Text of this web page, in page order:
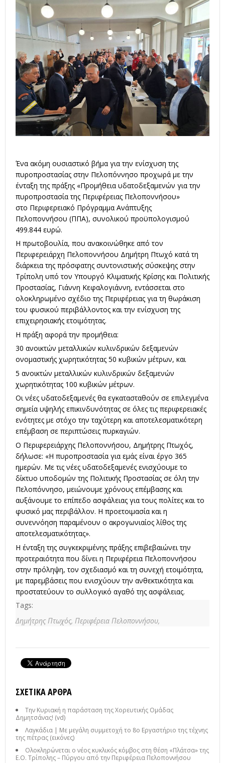
Ένα ακόμη ουσιαστικό βήμα για την ενίσχυση της
πυροπροστασίας στην Πελοπόννησο προχωρά με την
ένταξη της πράξης «Προμήθεια υδατοδεξαμενών για την
πυροπροστασία της Περιφέρειας Πελοποννήσου»
στο Περιφερειακό Πρόγραμμα Ανάπτυξης
Πελοποννήσου (ΠΠΑ), συνολικού προϋπολογισμού
499.844 ευρώ.
Η πρωτοβουλία, που ανακοινώθηκε από τον
Περιφερειάρχη Πελοποννήσου Δημήτρη Πτωχό κατά τη
διάρκεια της πρόσφατης συντονιστικής σύσκεψης στην
Τρίπολη υπό τον Υπουργό Κλιματικής Κρίσης και Πολιτικής
Προστασίας, Γιάννη Κεφαλογιάννη, εντάσσεται στο
ολοκληρωμένο σχέδιο της Περιφέρειας για τη θωράκιση
του φυσικού περιβάλλοντος και την ενίσχυση της
επιχειρησιακής ετοιμότητας.
Η πράξη αφορά την προμήθεια:
30 ανοικτών μεταλλικών κυλινδρικών δεξαμενών
ονομαστικής χωρητικότητας 50 κυβικών μέτρων, και
5 ανοικτών μεταλλικών κυλινδρικών δεξαμενών
χωρητικότητας 100 κυβικών μέτρων.
Οι νέες υδατοδεξαμενές θα εγκατασταθούν σε επιλεγμένα
σημεία υψηλής επικινδυνότητας σε όλες τις περιφερειακές
ενότητες με στόχο την ταχύτερη και αποτελεσματικότερη
επέμβαση σε περιπτώσεις πυρκαγιών.
Ο Περιφερειάρχης Πελοποννήσου, Δημήτρης Πτωχός,
δήλωσε: «Η πυροπροστασία για εμάς είναι έργο 365
ημερών. Με τις νέες υδατοδεξαμενές ενισχύουμε το
δίκτυο υποδομών της Πολιτικής Προστασίας σε όλη την
Πελοπόννησο, μειώνουμε χρόνους επέμβασης και
αυξάνουμε το επίπεδο ασφάλειας για τους πολίτες και το
φυσικό μας περιβάλλον. Η προετοιμασία και η
συνεννόηση παραμένουν ο ακρογωνιαίος λίθος της
αποτελεσματικότητας».
Η ένταξη της συγκεκριμένης πράξης επιβεβαιώνει την
προτεραιότητα που δίνει η Περιφέρεια Πελοποννήσου
στην πρόληψη, τον σχεδιασμό και τη συνεχή ετοιμότητα,
με παρεμβάσεις που ενισχύουν την ανθεκτικότητα και
προστατεύουν το συλλογικό αγαθό της ασφάλειας.
Tags:
Δημήτρης Πτωχός, Περιφέρεια Πελοποννήσου,
ΣΧΕΤΙΚΆ ΆΡΘΡΑ
Την Κυριακή η παράσταση της Χορευτικής Ομάδας
Δημητσάνας! (vd)
Λαγκάδια | Με μεγάλη συμμετοχή το 8ο Εργαστήριο της τέχνης
της πέτρας (εικόνες)
Ολοκληρώνεται ο νέος κυκλικός κόμβος στη θέση «Πλάτσα» της
Ε.Ο. Τρίπολης – Πύργου από την Περιφέρεια Πελοποννήσου